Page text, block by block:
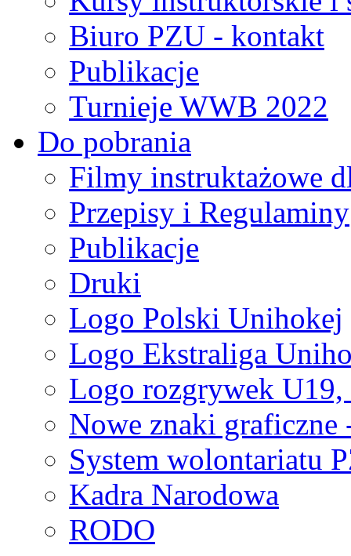
Biuro PZU - kontakt
Publikacje
Turnieje WWB 2022
Do pobrania
Filmy instruktażowe
Przepisy i Regulaminy
Publikacje
Druki
Logo Polski Unihokej
Logo Ekstraliga
Logo rozgrywek
Nowe znaki graficzne
System wolontariatu
Kadra Narodowa
RODO